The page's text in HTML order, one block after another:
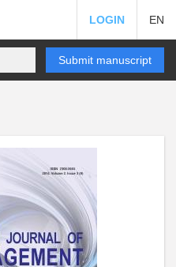
LOGIN EN
Submit manuscript